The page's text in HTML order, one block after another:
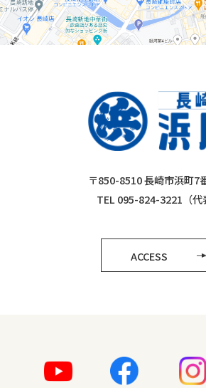
〒850-8510 長崎市浜町7
TEL 095-824-3221（代
ACCESS